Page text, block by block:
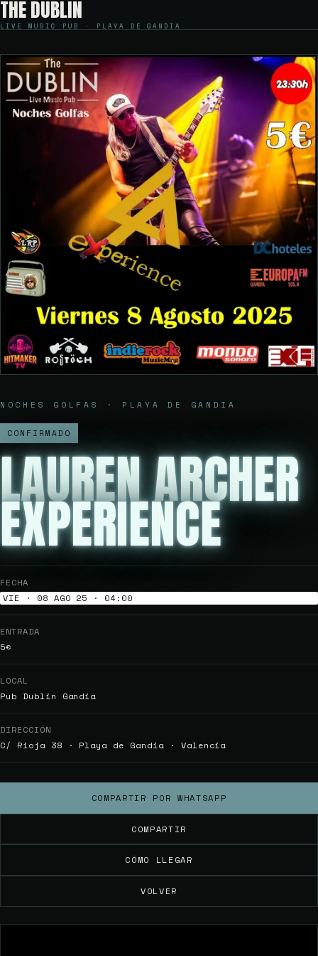
THE DUBLIN
LIVE MUSIC PUB · PLAYA DE GANDIA
NOCHES GOLFAS · PLAYA DE GANDIA
CONFIRMADO
LAUREN ARCHER
EXPERIENCE
FECHA
VIE · 08 AGO 25 · 04:00
ENTRADA
5€
LOCAL
Pub Dublin Gandia
DIRECCIÓN
C/ Rioja 38 · Playa de Gandia · Valencia
COMPARTIR POR WHATSAPP
COMPARTIR
CÓMO LLEGAR
VOLVER